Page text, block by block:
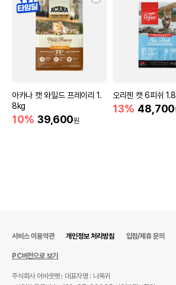
아카나 캣 와일드 프레이리 1.
8kg
10% 39,600원
오리젠 캣 6피쉬
13% 48,700
서비스 이용약관 개인정보 처리방침 입점/제휴 문의
PC버전으로 보기
주식회사 어바웃펫
대표자명 : 나옥귀